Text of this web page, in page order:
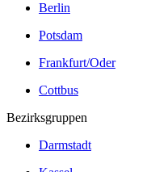
Berlin
Potsdam
Frankfurt/Oder
Cottbus
Bezirksgruppen
Darmstadt